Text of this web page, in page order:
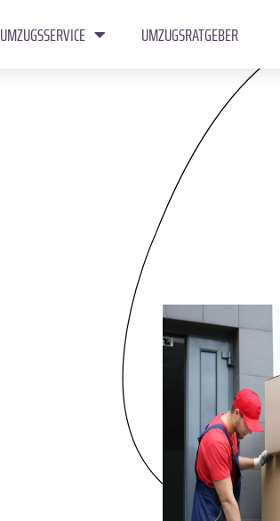
UMZUGSSERVICE UMZUGSRATGEBER